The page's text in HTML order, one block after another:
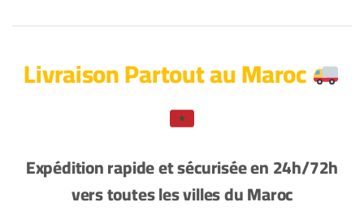
Expédition rapide et sécurisée en 24h/72h
vers toutes les villes du Maroc